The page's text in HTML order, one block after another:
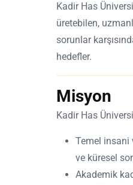
Kadir Has
üretebilen,
sorunlar
hedefler.
Misyon
Kadir Has
Temel insani
ve küresel
Akademik